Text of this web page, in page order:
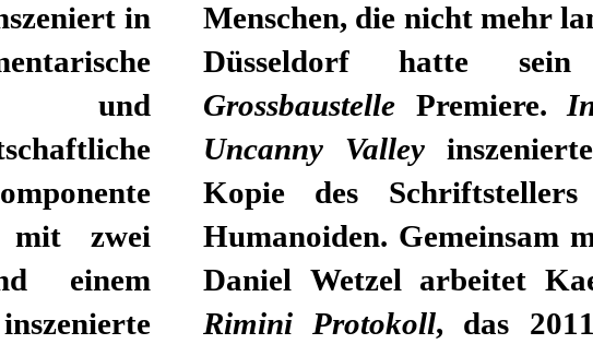
in
und
mit zwei
einem
Menschen, die nicht mehr
Düsseldorf hatte sein
Grossbaustelle Premiere.
Uncanny Valley
Kopie des
Humanoiden. Gemeinsam
Daniel Wetzel arbeitet
Rimini Protokoll, das